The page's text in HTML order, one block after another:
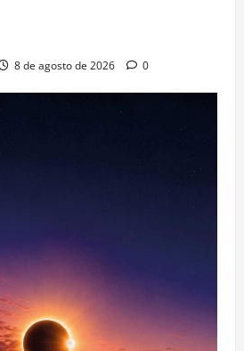
8 de agosto de 2026 0